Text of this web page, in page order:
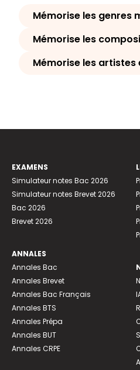
Mémorise les genres
Mémorise les
Mémorise les artistes
EXAMENS
Simulateur notes Bac 2026
Simulateur notes Brevet 2026
Bac 2026
Brevet 2026
ANNALES
Annales Bac
Annales Brevet
Annales Bac Français
Annales BTS
Annales Prépa
Annales BUT
Annales CRPE